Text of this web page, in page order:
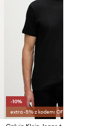
-10%
extra -5% z kodem: OFF*